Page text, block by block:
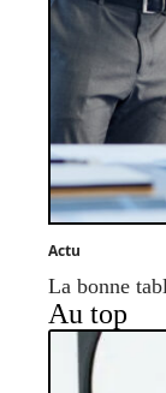
Actu
La bonne
Au top